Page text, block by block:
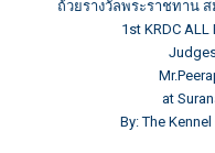
ถ้วยรางวัลพระราชทาน
1st KRDC ALL
at
By: The